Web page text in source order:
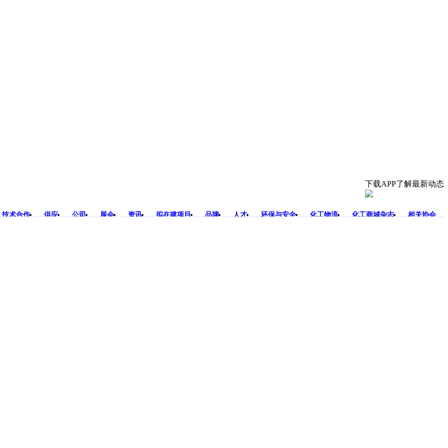
下载APP了解最新动态
技术合作 供应 公司 展会 资讯 拟在建项目 品牌 人才 环保与安全 化工物流 化工商城杂志 相关协会